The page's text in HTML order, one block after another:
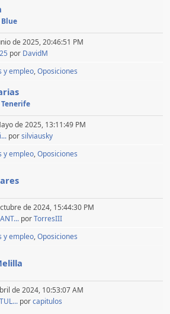
Blue
de 2025, 20:46:51 PM
por DavidM
y empleo Oposiciones
Tenerife
de 2025, 13:11:49 PM
porsilviausky
y empleo Oposiciones
de 2024, 15:44:30 PM
porTorresIII
y empleo Oposiciones
de 2024, 10:53:07 AM
porcapitulos